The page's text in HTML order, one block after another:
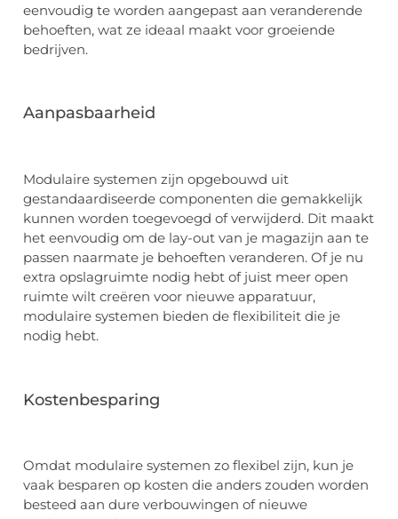
eenvoudig te worden aangepast aan veranderende
behoeften, wat ze ideaal maakt voor groeiende
bedrijven.
Aanpasbaarheid
Modulaire systemen zijn opgebouwd uit
gestandaardiseerde componenten die gemakkelijk
kunnen worden toegevoegd of verwijderd. Dit maakt
het eenvoudig om de lay-out van je magazijn aan te
passen naarmate je behoeften veranderen. Of je nu
extra opslagruimte nodig hebt of juist meer open
ruimte wilt creëren voor nieuwe apparatuur,
modulaire systemen bieden de flexibiliteit die je
nodig hebt.
Kostenbesparing
Omdat modulaire systemen zo flexibel zijn, kun je
vaak besparen op kosten die anders zouden worden
besteed aan dure verbouwingen of nieuwe